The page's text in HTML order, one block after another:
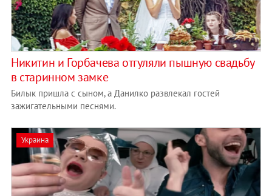
Никитин и Горбачева отгуляли пышную свадьбу
в старинном замке
Билык пришла с сыном, а Данилко развлекал гостей
зажигательными песнями.
Украина